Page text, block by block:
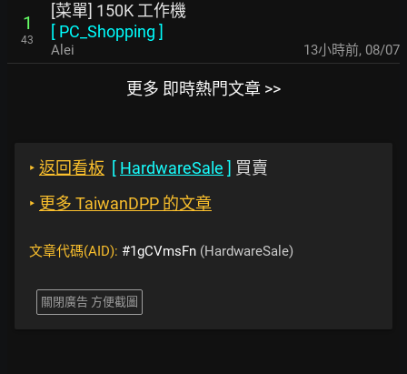
1
43
[菜單] 150K 工作機
[ PC_Shopping ]
Alei 13小時前, 08/07
更多 即時熱門文章 >>
‣ 返回看板 [ HardwareSale ] 買賣
‣ 更多 TaiwanDPP 的文章
文章代碼(AID): #1gCVmsFn (HardwareSale)
關閉廣告 方便截圖